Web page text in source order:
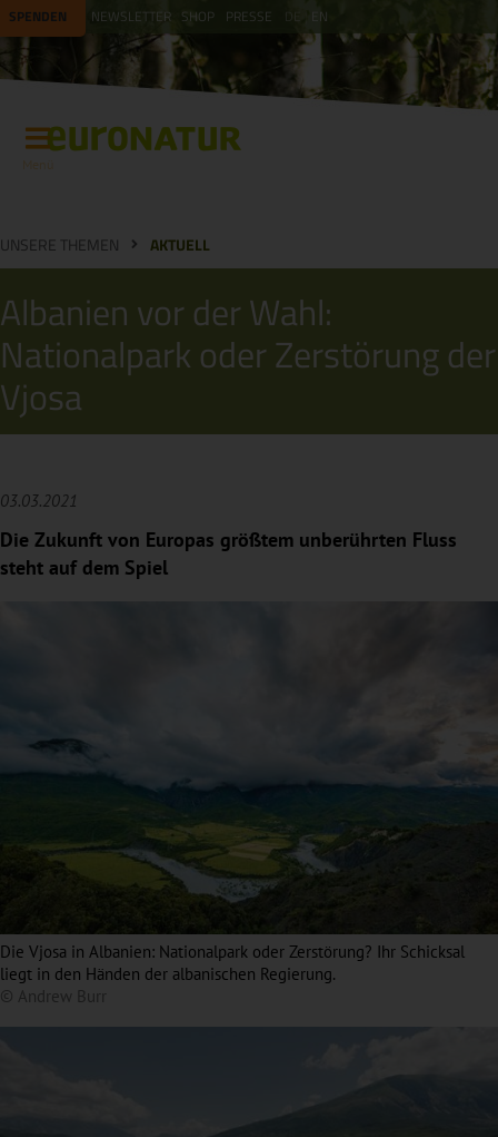
SPENDEN NEWSLETTER SHOP PRESSE EN
UNSERE THEMEN AKTUELL
Albanien vor der Wahl:
Nationalpark oder Zerstörung der
Vjosa
03.03.2021
Die Zukunft von Europas größtem unberührten Fluss
steht auf dem Spiel
Die Vjosa in Albanien: Nationalpark oder Zerstörung? Ihr Schicksal
liegt in den Händen der albanischen Regierung.
© Andrew Burr